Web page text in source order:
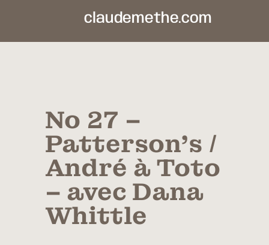
claudemethe.com
No 27 –
Patterson’s /
André à Toto
– avec Dana
Whittle